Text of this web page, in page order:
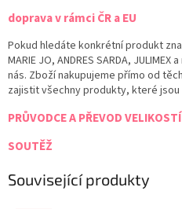
doprava v rámci ČR a EU
Pokud hledáte konkrétní produkt
MARIE JO, ANDRES SARDA,
nás. Zboží nakupujeme přímo od
zajistit všechny produkty, které
PRŮVODCE A PŘEVOD
SOUTĚŽ
Související produkty